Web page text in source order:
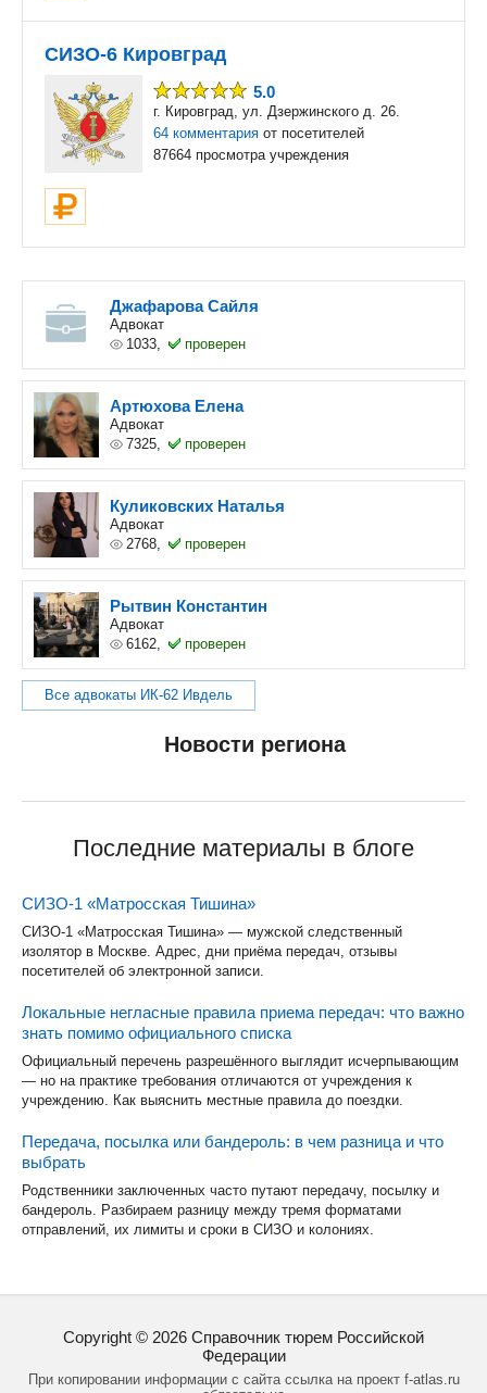
СИЗО-6 Кировград
5.0
г. Кировград, ул. Дзержинского д. 26.
64 комментария от посетителей
87664 просмотра учреждения
Джафарова Сайля
Адвокат
1033,
проверен
Артюхова Елена
Адвокат
7325,
проверен
Куликовских Наталья
Адвокат
2768,
проверен
Рытвин Константин
Адвокат
6162,
проверен
Все адвокаты ИК-62 Ивдель
Новости региона
Последние материалы в блоге
СИЗО-1 «Матросская Тишина»
СИЗО-1 «Матросская Тишина» — мужской следственный
изолятор в Москве. Адрес, дни приёма передач, отзывы
посетителей об электронной записи.
Локальные негласные правила приема передач: что важно
знать помимо официального списка
Официальный перечень разрешённого выглядит исчерпывающим
— но на практике требования отличаются от учреждения к
учреждению. Как выяснить местные правила до поездки.
Передача, посылка или бандероль: в чем разница и что
выбрать
Родственники заключенных часто путают передачу, посылку и
бандероль. Разбираем разницу между тремя форматами
отправлений, их лимиты и сроки в СИЗО и колониях.
Copyright © 2026 Справочник тюрем Российской
Федерации
При копировании информации с сайта ссылка на проект f-atlas.ru